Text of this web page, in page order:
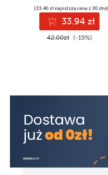
(33,40 zł najniższa cena z 30 dni)
33.94 zł
42.00zł (-19%)